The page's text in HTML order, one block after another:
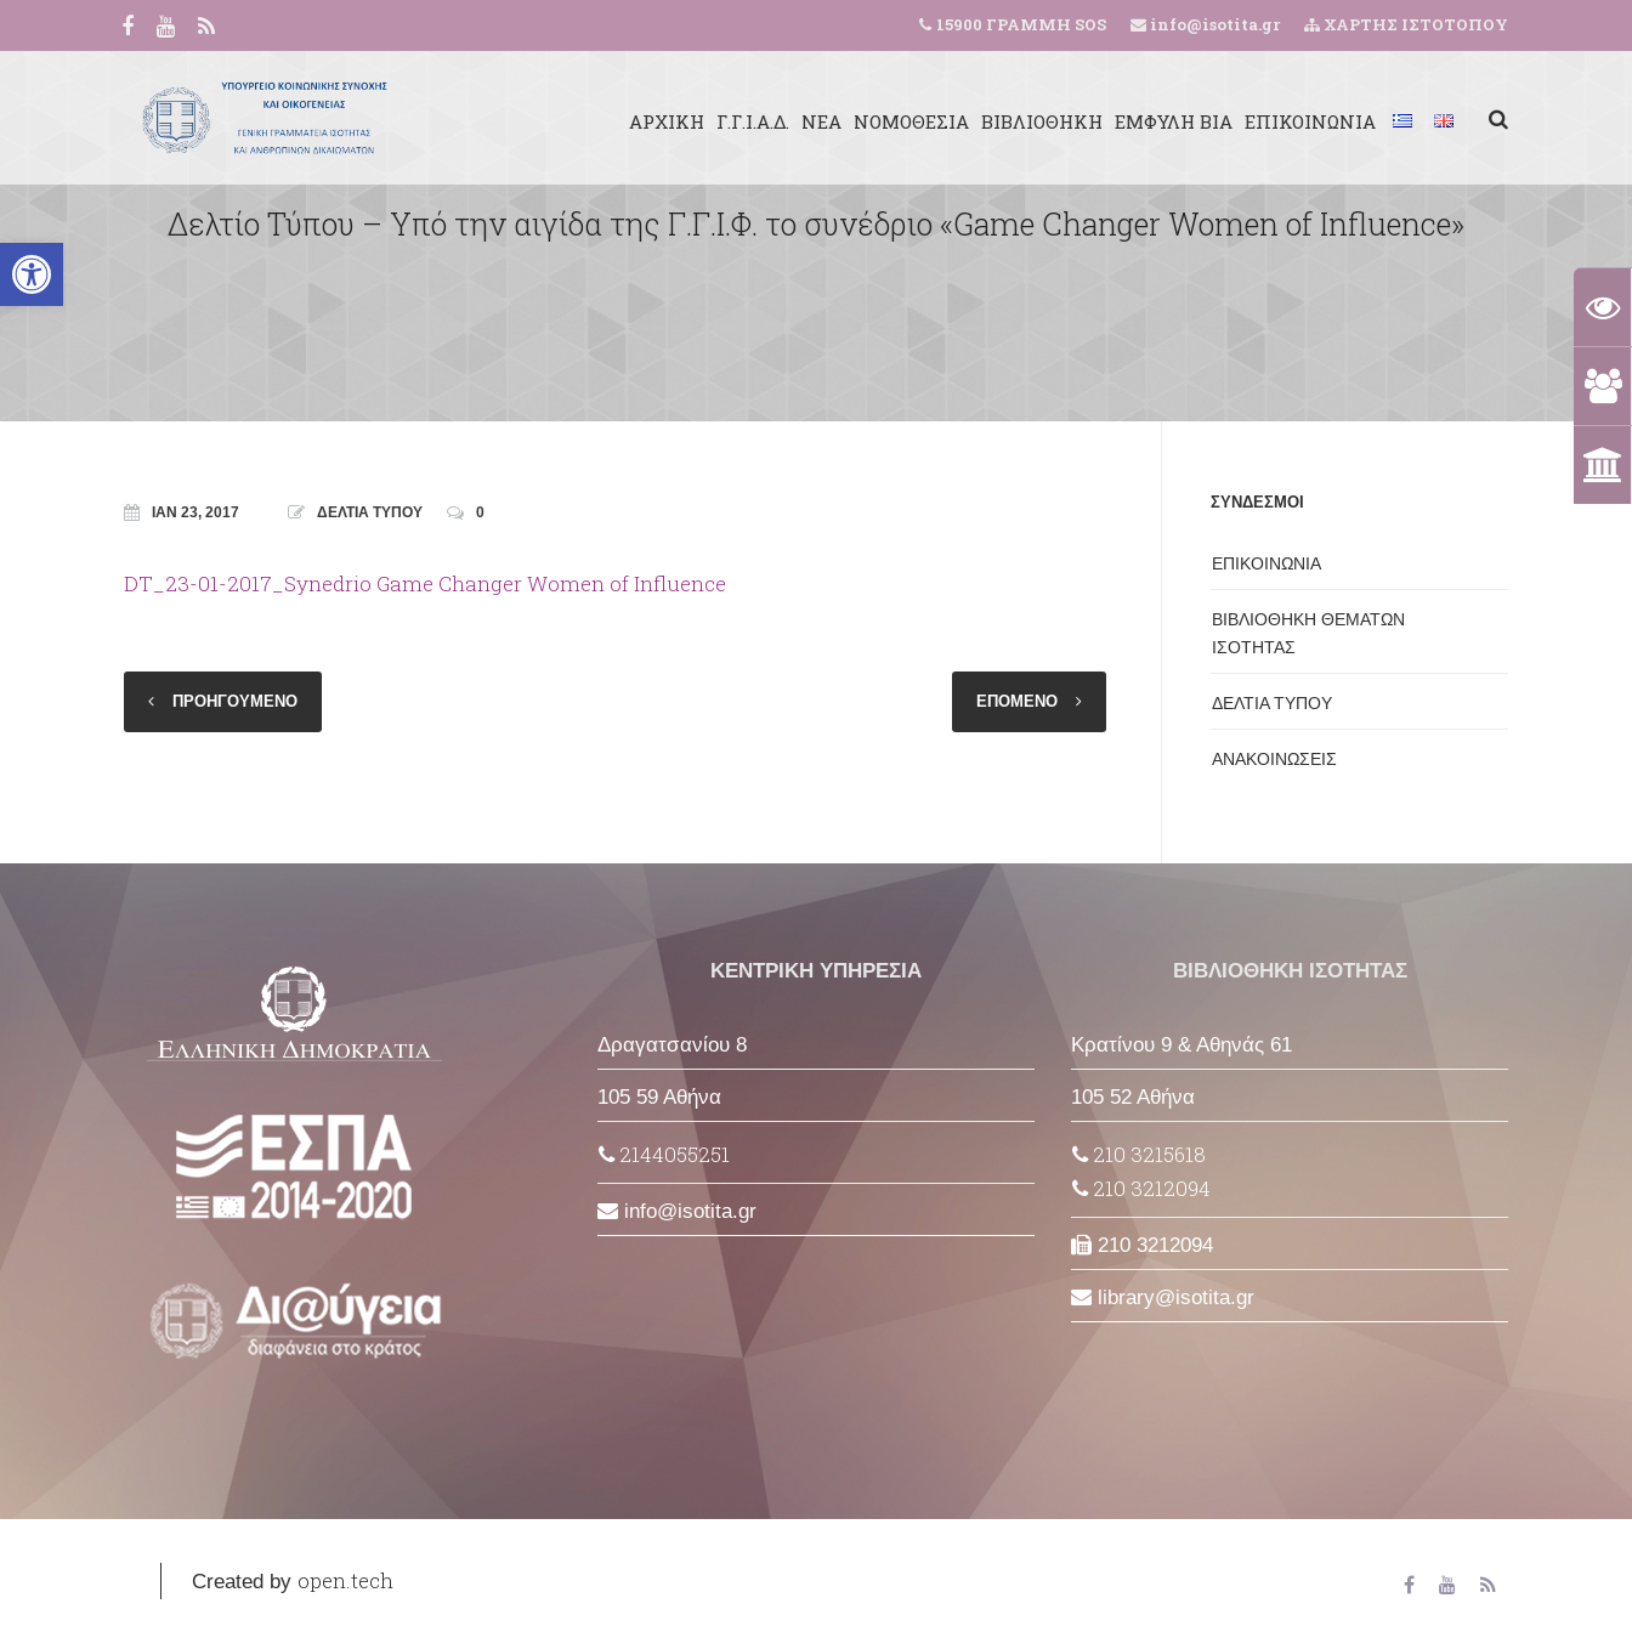
Ανοίξτε τη γραμμή εργαλείων
15900 ΓΡΑΜΜΗ SOS info@isotita.gr ΧΑΡΤΗΣ ΙΣΤΟΤΟΠΟΥ
ΑΡΧΙΚΗ Γ.Γ.Ι.Α.Δ. ΝΕΑ ΝΟΜΟΘΕΣΙΑ ΒΙΒΛΙΟΘΗΚΗ ΕΜΦΥΛΗ ΒΙΑ ΕΠΙΚΟΙΝΩΝΙΑ
Δελτίο Τύπου – Υπό την αιγίδα της Γ.Γ.Ι.Φ. το συνέδριο «Game Changer Women of Influence»
ΙΑΝ 23, 2017 ΔΕΛΤΙΑ ΤΥΠΟΥ 0
DT_23-01-2017_Synedrio Game Changer Women of Influence
ΠΡΟΗΓΟΥΜΕΝΟ ΕΠΟΜΕΝΟ
ΣΥΝΔΕΣΜΟΙ
ΕΠΙΚΟΙΝΩΝΙΑ
ΒΙΒΛΙΟΘΗΚΗ ΘΕΜΑΤΩΝ
ΙΣΟΤΗΤΑΣ
ΔΕΛΤΙΑ ΤΥΠΟΥ
ΑΝΑΚΟΙΝΩΣΕΙΣ
ΚΕΝΤΡΙΚΗ ΥΠΗΡΕΣΙΑ
Δραγατσανίου 8
105 59 Αθήνα
2144055251
info isotita gr
ΒΙΒΛΙΟΘΗΚΗ ΙΣΟΤΗΤΑΣ
Κρατίνου 9 & Αθηνάς 61
105 52 Αθήνα
210 3215618
210 3212094
210 3212094
library isotita gr
Created by open.tech